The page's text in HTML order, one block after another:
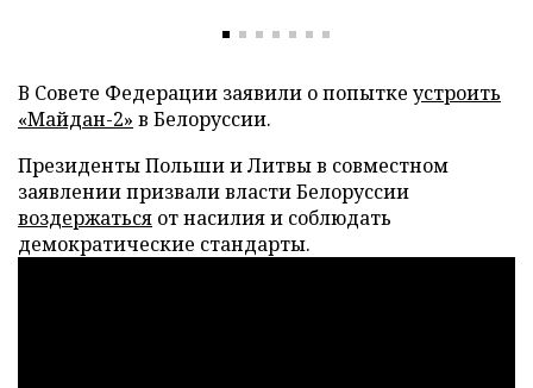
В Совете Федерации заявили о попытке устроить
«Майдан-2» в Белоруссии.
Президенты Польши и Литвы в совместном
заявлении призвали власти Белоруссии
воздержаться от насилия и соблюдать
демократические стандарты.